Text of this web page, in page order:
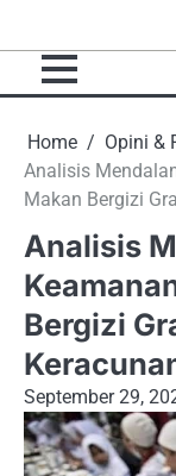
content
Home
Opini &
Analisis
Makan Bergizi
Analisis
Bergizi
September 29,